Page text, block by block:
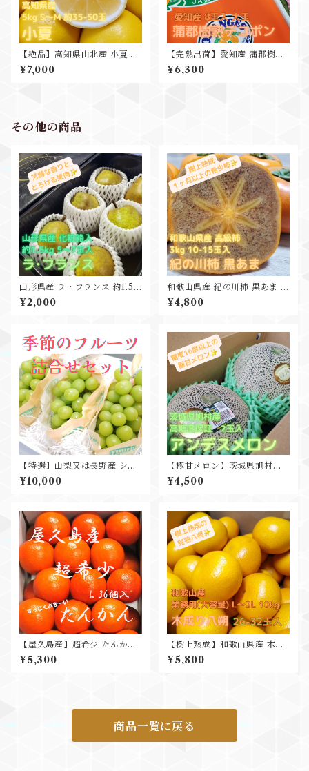
【絶品】高知県山北産 小夏 5k
g S-M 35-50玉入
¥7,000
【完熟出荷】愛知産 蒲郡樹熟
デコポン 3kg7-8玉入 高糖度
ギフト 贈り物
¥6,300
その他の商品
山形県産 ラ・フランス 約1.5k
g 5-7玉入 贈答用黒箱入
¥2,000
和歌山県産 紀の川柿 黒あま 約
3.5kg 10-15玉入
¥4,800
【特選】山梨又は長野産 シャ
インマスカット 秀品 3房 化粧
箱込 ギフト プレゼント 贈答品
¥10,000
【極甘メロン】茨城県旭村産
アンデスメロン”特秀以上” 2玉
糖度16度以上 化粧箱入 父の日
¥4,500
【屋久島産】超希少 たんかん
みかん L 約36玉 5kg 3月まで
¥5,300
【樹上熟成】和歌山県産 木成
り八朔 10kg 業務用 26-32玉
入
¥5,800
商品一覧に戻る